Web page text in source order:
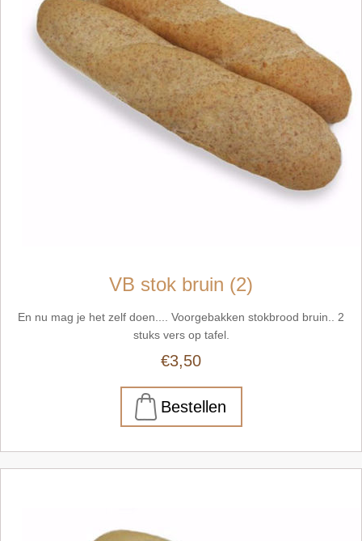
VB stok bruin (2)
En nu mag je het zelf doen.... Voorgebakken stokbrood bruin.. 2
stuks vers op tafel.
€3,50